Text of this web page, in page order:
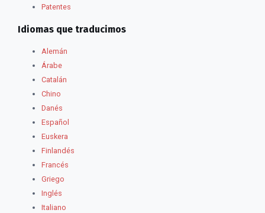
Patentes
Idiomas que traducimos
Alemán
Árabe
Catalán
Chino
Danés
Español
Euskera
Finlandés
Francés
Griego
Inglés
Italiano